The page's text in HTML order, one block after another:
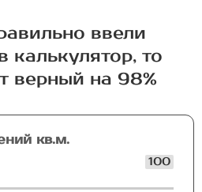
ввели
калькулятор, то
верный на 98%
кв.м.
100